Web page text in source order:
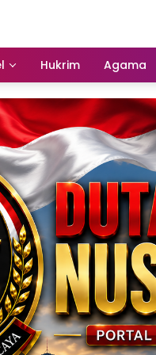
Hukrim Agama